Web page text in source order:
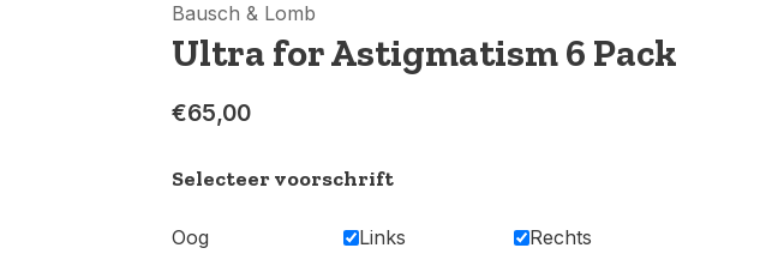
Bausch & Lomb
Ultra for Astigmatism 6 Pack
€65,00
Selecteer voorschrift
Oog Links Rechts